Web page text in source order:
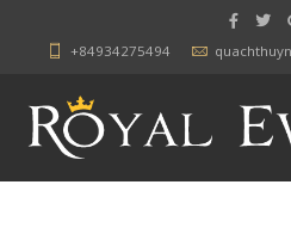
+84934275494